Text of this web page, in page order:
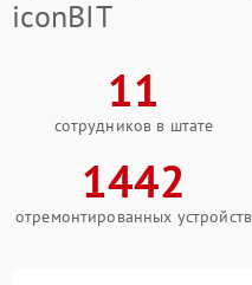
iconBIT
11
сотрудников в штате
1442
отремонтированных устройств